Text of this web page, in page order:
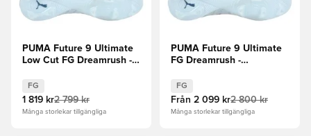
PUMA Future 9 Ultimate
Low Cut FG Dreamrush -
FG
1 819 kr2 799 kr
Många storlekar tillgängliga
PUMA Future 9 Ultimate
FG Dreamrush -
FG
Från 2 099 kr2 800 kr
Många storlekar tillgängliga